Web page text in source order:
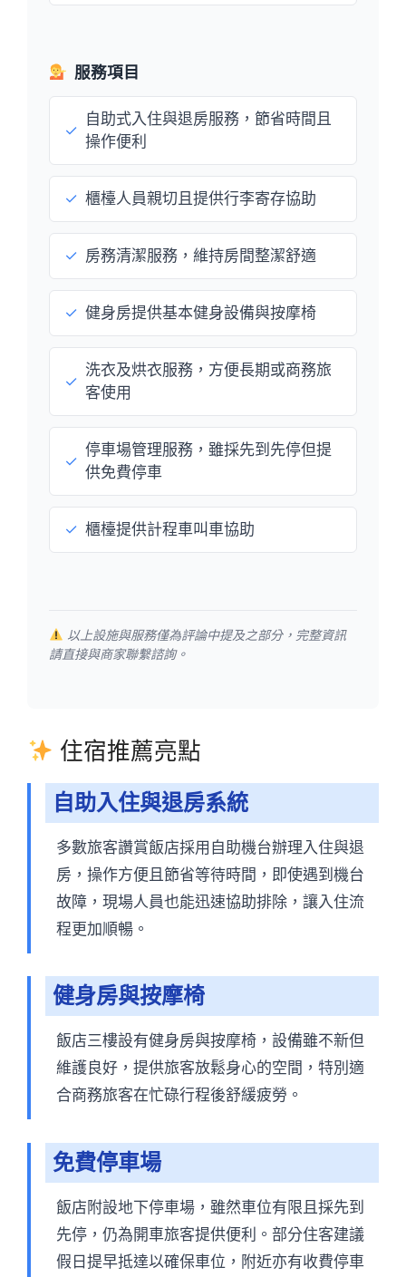
服務項目
✓
自助式入住與退房服務，節省時間且
操作便利
✓ 櫃檯人員親切且提供行李寄存協助
✓ 房務清潔服務，維持房間整潔舒適
✓ 健身房提供基本健身設備與按摩椅
✓
洗衣及烘衣服務，方便長期或商務旅
客使用
✓
停車場管理服務，雖採先到先停但提
供免費停車
✓ 櫃檯提供計程車叫車協助
以上設施與服務僅為評論中提及之部分，完整資訊
請直接與商家聯繫諮詢。
住宿推薦亮點
自助入住與退房系統
多數旅客讚賞飯店採用自助機台辦理入住與退
房，操作方便且節省等待時間，即使遇到機台
故障，現場人員也能迅速協助排除，讓入住流
程更加順暢。
健身房與按摩椅
飯店三樓設有健身房與按摩椅，設備雖不新但
維護良好，提供旅客放鬆身心的空間，特別適
合商務旅客在忙碌行程後舒緩疲勞。
免費停車場
飯店附設地下停車場，雖然車位有限且採先到
先停，仍為開車旅客提供便利。部分住客建議
假日提早抵達以確保車位，附近亦有收費停車